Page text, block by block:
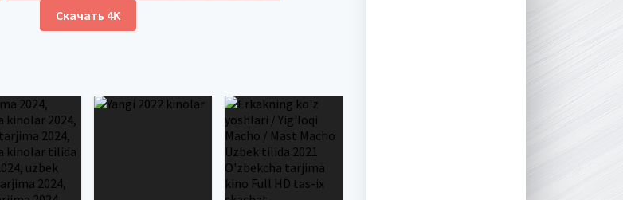
Скачать 4K